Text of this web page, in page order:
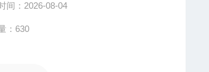
间：2026-08-04
：630